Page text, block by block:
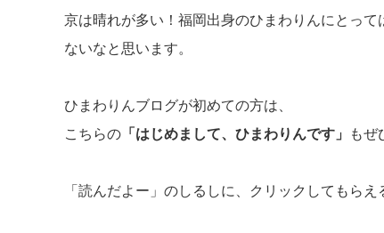
京は晴れが多い！福岡出身のひまわりんにとって
ないなと思います。
ひまわりんブログが初めての方は、
こちらの 「はじめまして、ひまわりんです」 もぜ
「読んだよー」のしるしに、クリックしてもらえ